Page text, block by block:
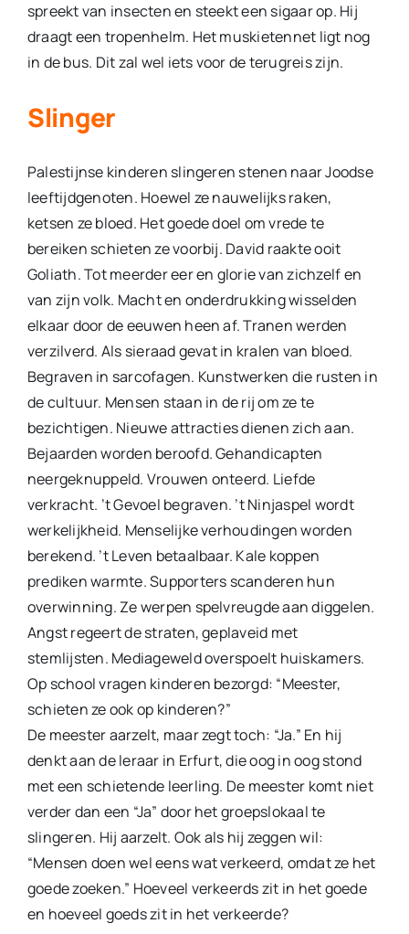
spreekt van insecten en steekt een sigaar op. Hij
draagt een tropenhelm. Het muskie­tennet ligt nog
in de bus. Dit zal wel iets voor de terugreis zijn.
Slinger
Palestijnse kinderen slingeren stenen naar Joodse
leeftijdge­noten. Hoewel ze nauwelijks raken,
ketsen ze bloed. Het goede doel om vrede te
bereiken schieten ze voorbij. David raakte ooit
Goliath. Tot meerder eer en glorie van zichzelf en
van zijn volk. Macht en onderdrukking wisselden
elkaar door de eeuwen heen af. Tranen werden
verzilverd. Als sieraad gevat in kralen van bloed.
Begraven in sarcofagen. Kunstwerken die ru­sten in
de cultuur. Mensen staan in de rij om ze te
bezichtigen. Nieuwe attracties dienen zich aan.
Bejaarden worden beroofd. Gehandicapten
neergeknuppeld. Vrou­wen onteerd. Liefde
verkracht. ’t Gevoel begraven. ’t Ninja­spel wordt
werkelijkheid. Menselijke verhoudingen worden
berekend. ’t Leven betaalbaar. Kale koppen
prediken warmte. Sup­porters scanderen hun
overwinning. Ze werpen spelvreugde aan diggelen.
Angst regeert de straten, geplaveid met
stemlijsten. Mediageweld overspoelt huiskamers.
Op school vragen kinderen bezorgd: “Meester,
schieten ze ook op kinderen?”
De meester aarzelt, maar zegt toch: “Ja.” En hij
denkt aan de leraar in Erfurt, die oog in oog stond
met een schietende leerling. De meester komt niet
verder dan een “Ja” door het groepslokaal te
slingeren. Hij aarzelt. Ook als hij zeggen wil:
“Mensen doen wel eens wat verkeerd, omdat ze het
goede zoeken.” Hoeveel verkeerds zit in het goede
en hoeveel goeds zit in het verkeerde?